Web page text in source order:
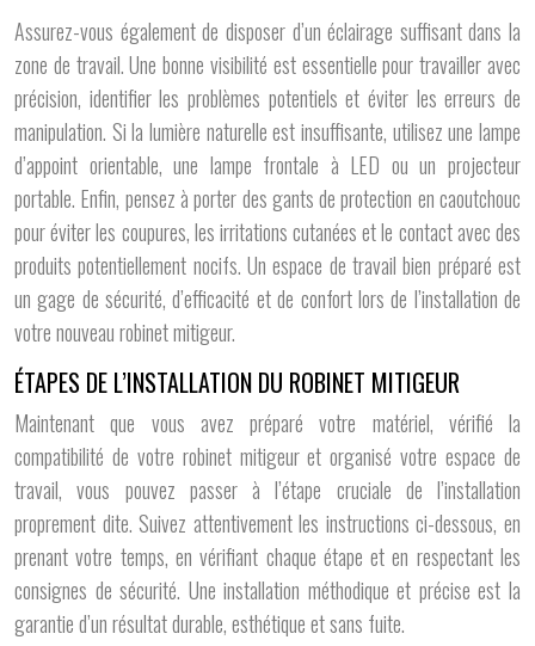
Assurez-vous également de disposer d’un éclairage suffisant dans la
zone de travail. Une bonne visibilité est essentielle pour travailler avec
précision, identifier les problèmes potentiels et éviter les erreurs de
manipulation. Si la lumière naturelle est insuffisante, utilisez une lampe
d’appoint orientable, une lampe frontale à LED ou un projecteur
portable. Enfin, pensez à porter des gants de protection en caoutchouc
pour éviter les coupures, les irritations cutanées et le contact avec des
produits potentiellement nocifs. Un espace de travail bien préparé est
un gage de sécurité, d’efficacité et de confort lors de l’installation de
votre nouveau robinet mitigeur.
ÉTAPES DE L’INSTALLATION DU ROBINET MITIGEUR
Maintenant que vous avez préparé votre matériel, vérifié la
compatibilité de votre robinet mitigeur et organisé votre espace de
travail, vous pouvez passer à l’étape cruciale de l’installation
proprement dite. Suivez attentivement les instructions ci-dessous, en
prenant votre temps, en vérifiant chaque étape et en respectant les
consignes de sécurité. Une installation méthodique et précise est la
garantie d’un résultat durable, esthétique et sans fuite.